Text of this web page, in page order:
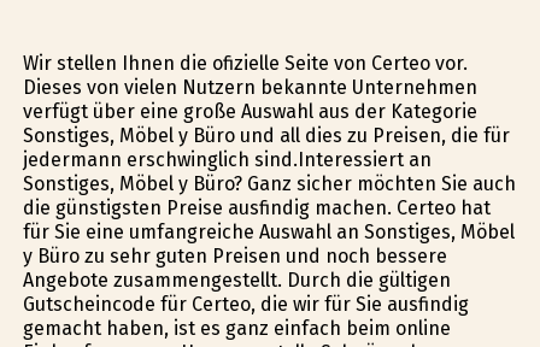
Wir stellen Ihnen die ofizielle Seite von Certeo vor.
Dieses von vielen Nutzern bekannte Unternehmen
verfügt über eine große Auswahl aus der Kategorie
Sonstiges, Möbel y Büro und all dies zu Preisen, die für
jedermann erschwinglich sind.Interessiert an
Sonstiges, Möbel y Büro? Ganz sicher möchten Sie auch
die günstigsten Preise ausfindig machen. Certeo hat
für Sie eine umfangreiche Auswahl an Sonstiges, Möbel
y Büro zu sehr guten Preisen und noch bessere
Angebote zusammengestellt. Durch die gültigen
Gutscheincode für Certeo, die wir für Sie ausfindig
gemacht haben, ist es ganz einfach beim online